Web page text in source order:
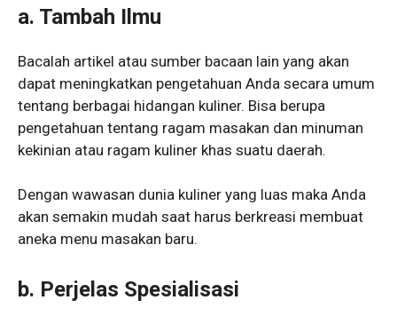
a. Tambah Ilmu
Bacalah artikel atau sumber bacaan lain yang akan
dapat meningkatkan pengetahuan Anda secara umum
tentang berbagai hidangan kuliner. Bisa berupa
pengetahuan tentang ragam masakan dan minuman
kekinian atau ragam kuliner khas suatu daerah.
Dengan wawasan dunia kuliner yang luas maka Anda
akan semakin mudah saat harus berkreasi membuat
aneka menu masakan baru.
b. Perjelas Spesialisasi